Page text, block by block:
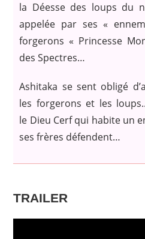
la Déesse des loups du
appelée par ses «
forgerons « Princesse
des Spectres…
Ashitaka se sent obligé
les forgerons et les
le Dieu Cerf qui habite un
ses frères défendent…
TRAILER